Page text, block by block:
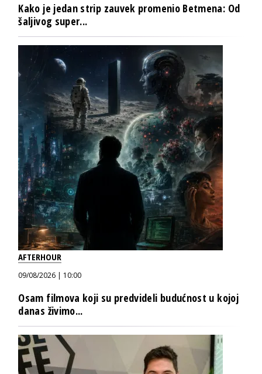
Kako je jedan strip zauvek promenio Betmena: Od
šaljivog super...
AFTERHOUR
09/08/2026 | 10:00
Osam filmova koji su predvideli budućnost u kojoj
danas živimo...